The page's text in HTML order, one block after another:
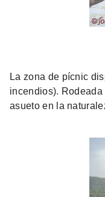
La zona de pícnic
incendios).
asueto en la